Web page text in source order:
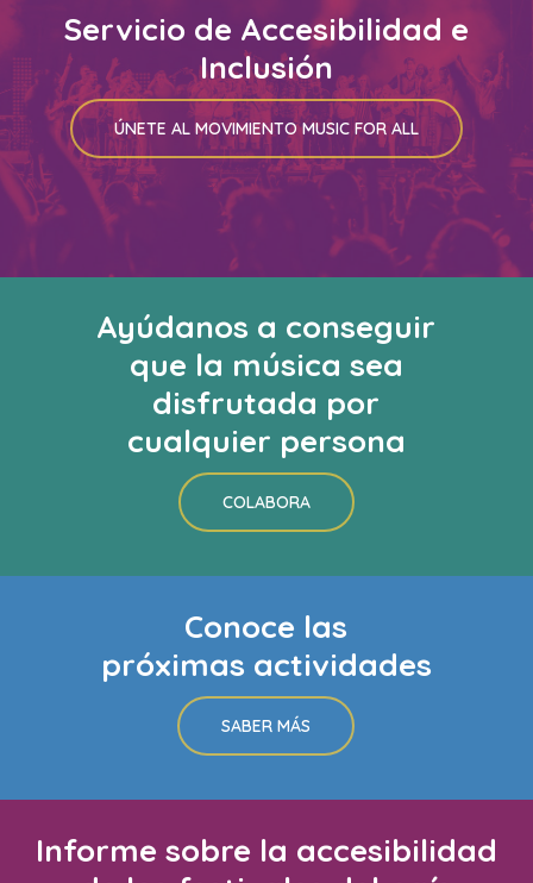
Servicio de Accesibilidad e
Inclusión
ÚNETE AL MOVIMIENTO MUSIC FOR ALL
Ayúdanos a conseguir
que la música sea
disfrutada por
cualquier persona
COLABORA
Conoce las
próximas actividades
SABER MÁS
Informe sobre la accesibilidad